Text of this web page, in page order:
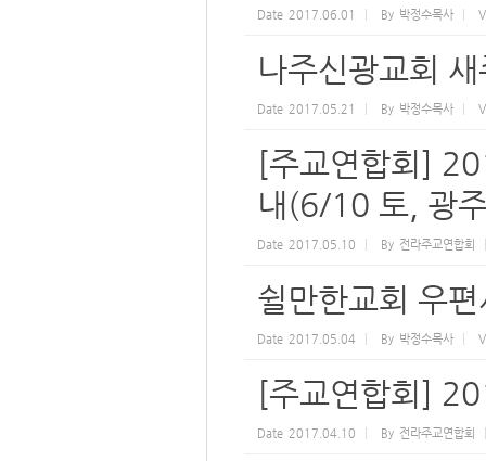
Date 2017.06.01 By 박정수목사
나주신광교회
Date 2017.05.21 By 박정수목사
[주교연합회]
내(6/10 토, 광
Date 2017.05.10 By 전라주교연합회
쉴만한교회 우
Date 2017.05.04 By 박정수목사
[주교연합회]
Date 2017.04.10 By 전라주교연합회